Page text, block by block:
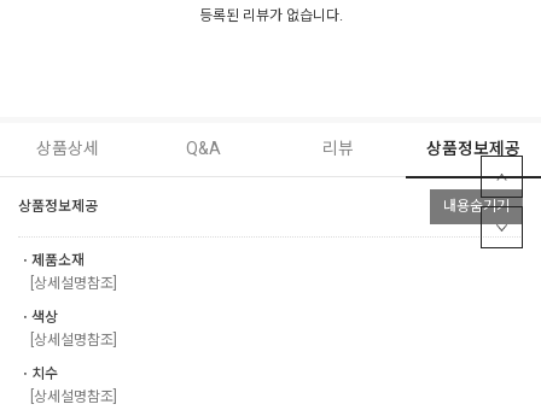
등록된 리뷰가 없습니다.
상품상세 Q&A 리뷰 상품정보제공
상품정보제공 내용숨기기
ㆍ제품소재
[상세설명참조]
ㆍ색상
[상세설명참조]
ㆍ치수
[상세설명참조]